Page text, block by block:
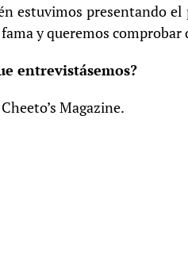
estuvimos presentando
y queremos comprobar
entrevistásemos?
Magazine.